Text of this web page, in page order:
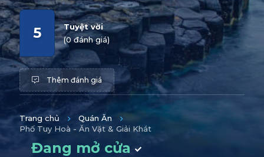
Tuyệt vời
(0 đánh giá)
5
Thêm đánh giá
Trang chủ
Quán Ăn
Phố Tuy Hoà - Ăn Vặt & Giải Khát
Đang mở cửa